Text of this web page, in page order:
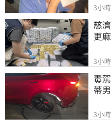
3小
慈
更
3小
毒
蒂
3小